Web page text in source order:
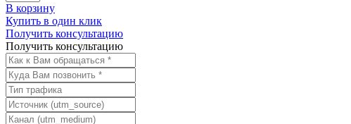
В корзину
Купить в один клик
Получить консультацию
Получить консультацию